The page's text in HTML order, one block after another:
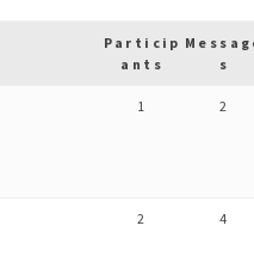
Particip
ants
s
1 2
2 4